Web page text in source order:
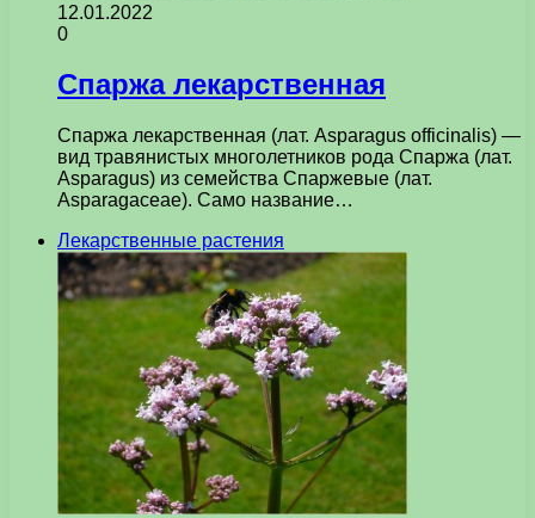
12.01.2022
0
Спаржа лекарственная
Спаржа лекарственная (лат. Asparagus officinalis) —
вид травянистых многолетников рода Спаржа (лат.
Asparagus) из семейства Спаржевые (лат.
Asparagaceae). Само название…
Лекарственные растения